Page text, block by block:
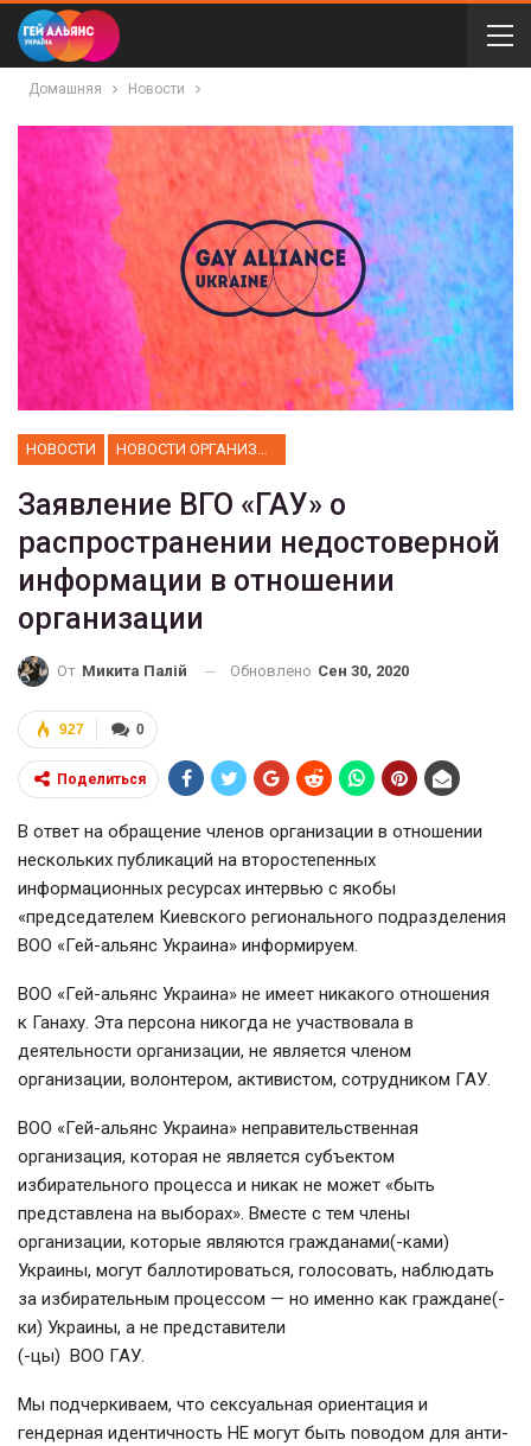
Домашняя Новости
НОВОСТИ
Заявление ВГО «ГАУ» о
распространении недостоверной
информации в отношении
организации
От Микита Палій Обновлено Сен 30, 2020
0
927
Поделиться
В ответ на обращение членов организации в отношении
нескольких публикаций на второстепенных
информационных ресурсах интервью с якобы
«председателем Киевского регионального подразделения
ВОО «Гей-альянс Украина» информируем.
ВОО «Гей-альянс Украина» не имеет никакого отношения
к Ганаху. Эта персона никогда не участвовала в
деятельности организации, не является членом
организации, волонтером, активистом, сотрудником ГАУ.
ВОО «Гей-альянс Украина» неправительственная
организация, которая не является субъектом
избирательного процесса и никак не может «быть
представлена ​​на выборах». Вместе с тем члены
организации, которые являются гражданами(-ками)
Украины, могут баллотироваться, голосовать, наблюдать
за избирательным процессом — но именно как граждане(-
ки) Украины, а не представители
(-цы) ВОО ГАУ.
Мы подчеркиваем, что сексуальная ориентация и
гендерная идентичность НЕ могут быть поводом для анти-